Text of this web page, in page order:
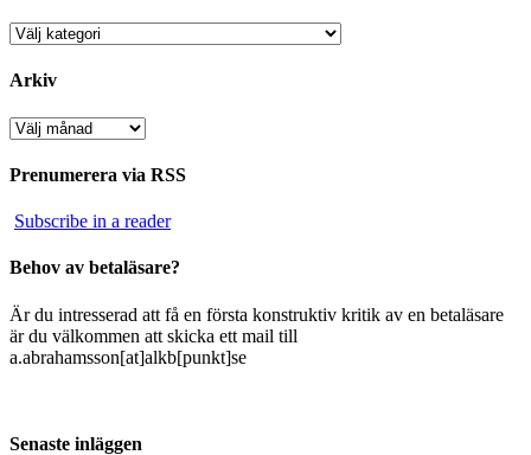
Kategorier
Arkiv
Arkiv
Prenumerera via RSS
Subscribe in a reader
Behov av betaläsare?
Är du intresserad att få en första konstruktiv kritik av en betaläsare
är du välkommen att skicka ett mail till
a.abrahamsson[at]alkb[punkt]se
Senaste inläggen